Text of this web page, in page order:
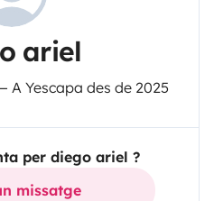
ariel
Yescapa des de 2025
per diego ariel ?
missatge